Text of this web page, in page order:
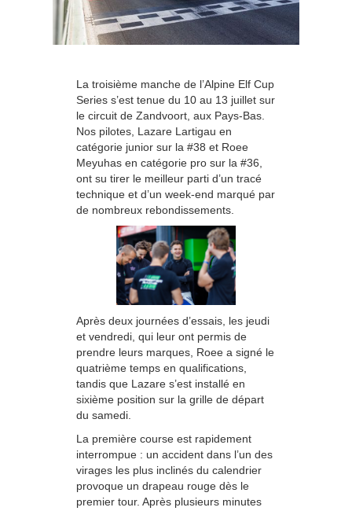
La troisième manche de l’Alpine Elf Cup
Series s’est tenue du 10 au 13 juillet sur
le circuit de Zandvoort, aux Pays-Bas.
Nos pilotes, Lazare Lartigau en
catégorie junior sur la #38 et Roee
Meyuhas en catégorie pro sur la #36,
ont su tirer le meilleur parti d’un tracé
technique et d’un week-end marqué par
de nombreux rebondissements.
Après deux journées d’essais, les jeudi
et vendredi, qui leur ont permis de
prendre leurs marques, Roee a signé le
quatrième temps en qualifications,
tandis que Lazare s’est installé en
sixième position sur la grille de départ
du samedi.
La première course est rapidement
interrompue : un accident dans l’un des
virages les plus inclinés du calendrier
provoque un drapeau rouge dès le
premier tour. Après plusieurs minutes